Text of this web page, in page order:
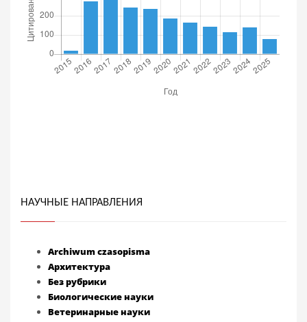
НАУЧНЫЕ НАПРАВЛЕНИЯ
Archiwum czasopisma
Архитектура
Без рубрики
Биологические науки
Ветеринарные науки